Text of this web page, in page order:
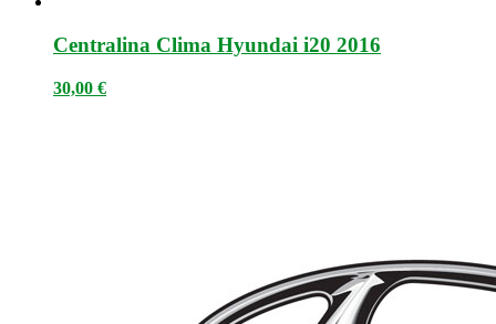
Centralina Clima Hyundai i20 2016
30,00 €